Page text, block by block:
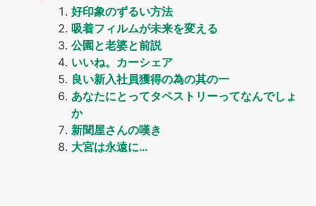
好印象のずるい方法
吸着フィルムが未来を変える
公園と老婆と前説
いいね。カーシェア
良い新入社員獲得の為の其の一
あなたにとってタペストリーってなんでしょ
か
新聞屋さんの嘆き
大宮は永遠に…